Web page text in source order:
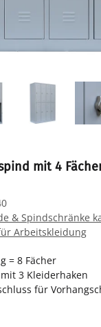
mit 4
& Spindschränke
Arbeitskleidung
= 8 Fächer
3 Kleiderhaken
für
T 500 mm